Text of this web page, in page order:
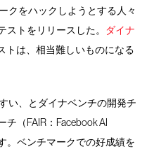
クをハックしようとする人々
ストをリリースした。 ダイナ
トは、相当難しいものになる
い、とダイナベンチの開発チ
（FAIR：Facebook AI
。ベンチマークでの好成績を